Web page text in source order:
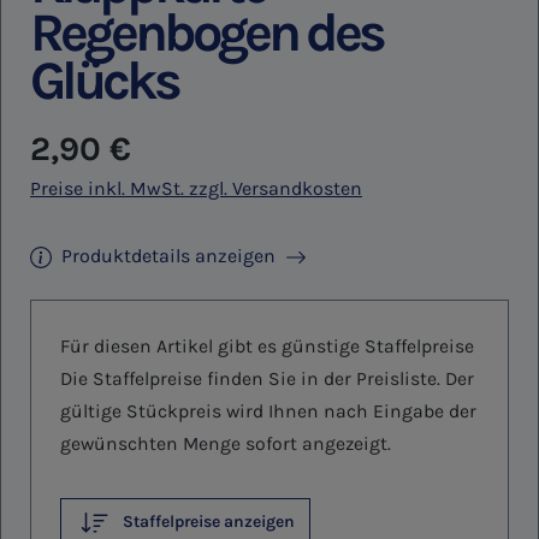
Regenbogen des
Glücks
Regulärer Preis:
2,90 €
Preise inkl. MwSt. zzgl. Versandkosten
Produktdetails anzeigen
Für diesen Artikel gibt es günstige Staffelpreise
Die Staffelpreise finden Sie in der Preisliste. Der
gültige Stückpreis wird Ihnen nach Eingabe der
gewünschten Menge sofort angezeigt.
Staffelpreise anzeigen